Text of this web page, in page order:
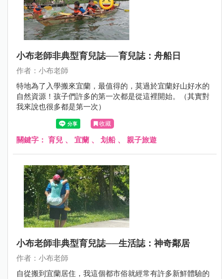
小布老師非典型育兒誌──育兒誌：舟船日
作者：小布老師
特地為了入學搬來宜蘭，最值得的，莫過於宜蘭好山好水的
自然資源！孩子們許多的第一次都是從這裡開始。（其實對
我來說也很多都是第一次）
收藏
關鍵字： 育兒 、 宜蘭 、 划船、 親子旅遊
小布老師非典型育兒誌──生活誌：神奇鄰居
作者：小布老師
自從搬到宜蘭居住，我這個都市俗就經常有許多新鮮體驗的